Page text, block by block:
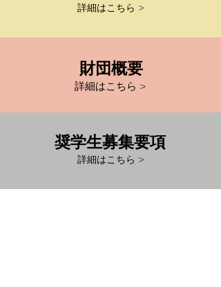
詳細はこちら >
​財団概要
詳細はこちら >
奨学生募集要項
詳細はこちら >